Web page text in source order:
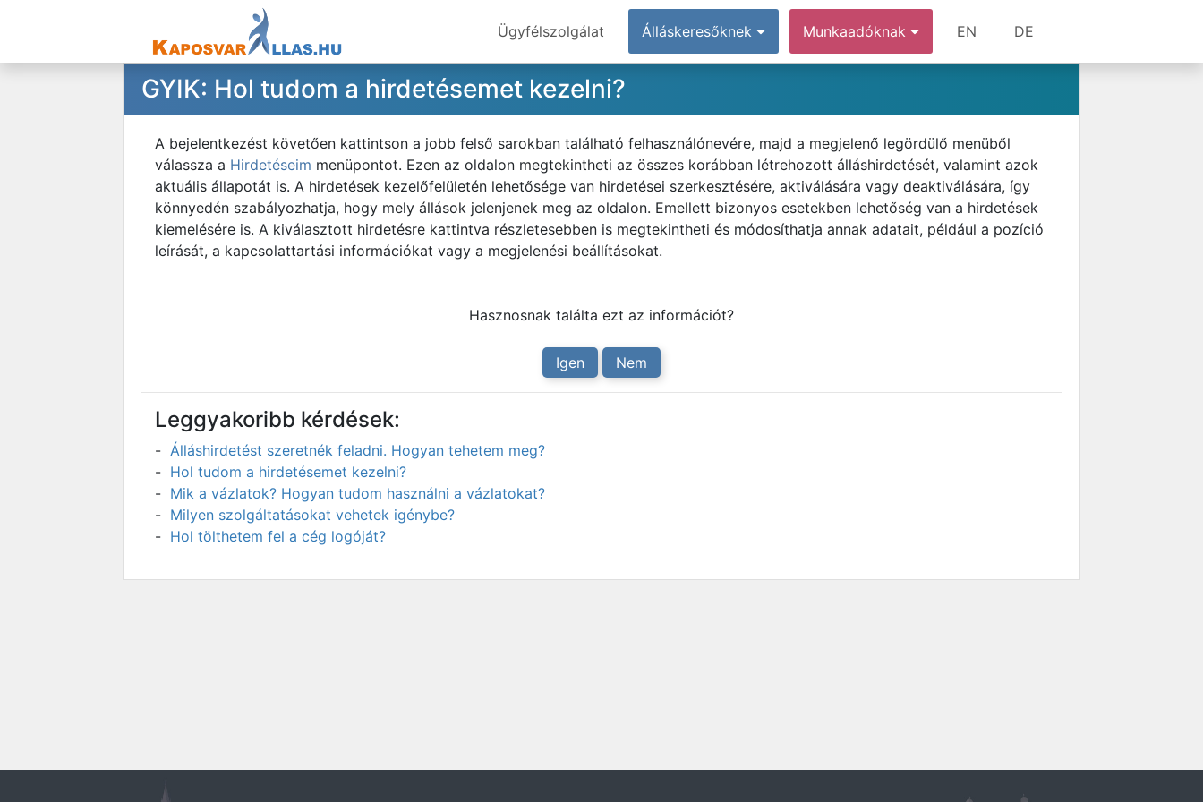
Ügyfélszolgálat Álláskeresőknek Munkaadóknak EN DE
GYIK: Hol tudom a hirdetésemet kezelni?
A bejelentkezést követően kattintson a jobb felső sarokban található felhasználónevére, majd a megjelenő legördülő menüből
válassza a Hirdetéseim menüpontot. Ezen az oldalon megtekintheti az összes korábban létrehozott álláshirdetését, valamint azok
aktuális állapotát is. A hirdetések kezelőfelületén lehetősége van hirdetései szerkesztésére, aktiválására vagy deaktiválására, így
könnyedén szabályozhatja, hogy mely állások jelenjenek meg az oldalon. Emellett bizonyos esetekben lehetőség van a hirdetések
kiemelésére is. A kiválasztott hirdetésre kattintva részletesebben is megtekintheti és módosíthatja annak adatait, például a pozíció
leírását, a kapcsolattartási információkat vagy a megjelenési beállításokat.
Hasznosnak találta ezt az információt?
Igen Nem
Leggyakoribb kérdések:
Álláshirdetést szeretnék feladni. Hogyan tehetem meg?
Hol tudom a hirdetésemet kezelni?
Mik a vázlatok? Hogyan tudom használni a vázlatokat?
Milyen szolgáltatásokat vehetek igénybe?
Hol tölthetem fel a cég logóját?